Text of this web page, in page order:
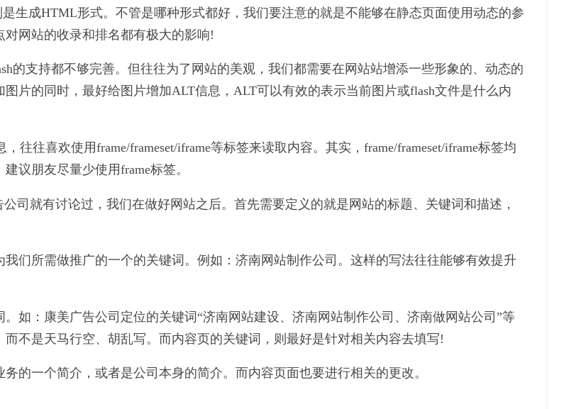
生成HTML形式。不管是哪种形式都好，我们要注意的就是不能够在静态页面使用动态的参
网站的收录和排名都有极大的影响!
的支持都不够完善。但往往为了网站的美观，我们都需要在网站站增添一些形象的、动态的
片的同时，最好给图片增加ALT信息，ALT可以有效的表示当前图片或flash文件是什么内
往往喜欢使用frame/frameset/iframe等标签来读取内容。其实，frame/frameset/iframe标签均
议朋友尽量少使用frame标签。
司就有讨论过，我们在做好网站之后。首先需要定义的就是网站的标题、关键词和描述，
们所需做推广的一个的关键词。例如：济南网站制作公司。这样的写法往往能够有效提升
如：康美广告公司定位的关键词“济南网站建设、济南网站制作公司、济南做网站公司”等
不是天马行空、胡乱写。而内容页的关键词，则最好是针对相关内容去填写!
的一个简介，或者是公司本身的简介。而内容页面也要进行相关的更改。